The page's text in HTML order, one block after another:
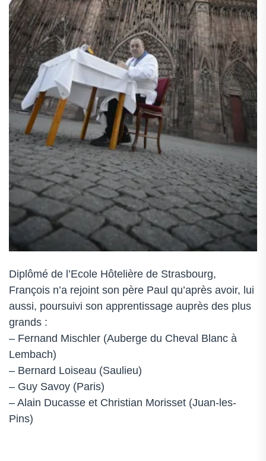
Diplômé de l’Ecole Hôtelière de Strasbourg,
François n’a rejoint son père Paul qu’après avoir, lui
aussi, poursuivi son apprentissage auprès des plus
grands :
– Fernand Mischler (Auberge du Cheval Blanc à
Lembach)
– Bernard Loiseau (Saulieu)
– Guy Savoy (Paris)
– Alain Ducasse et Christian Morisset (Juan-les-
Pins)